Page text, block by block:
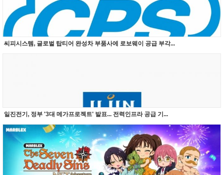
씨피시스템, 글로벌 탑티어 완성차 부품사에 로보웨이 공급 부각...
일진전기, 정부 '3대 메가프로젝트' 발표... 전력인프라 공급 기...